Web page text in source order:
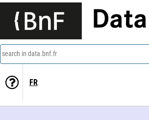
Data
search in data.bnf.fr
FR